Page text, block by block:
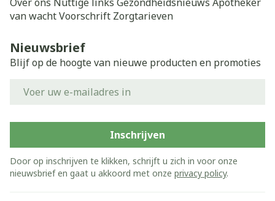
van wachtVoorschrift Zorgtarieven
Nieuwsbrief
Blijf op de hoogte van nieuwe producten en promoties
Inschrijven
Door op inschrijven te klikken, schrijft u zich in voor onze
nieuwsbrief en gaat u akkoord met onze privacy policy.